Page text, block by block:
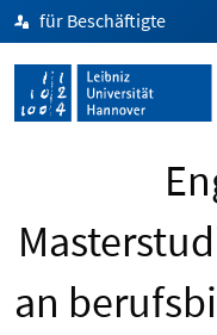
für Beschäftigte
an